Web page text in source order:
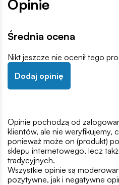
Opinie
Średnia ocena
Nikt jeszcze nie ocenił tego
Dodaj opinię
Opinie pochodzą od
klientów, ale nie weryfikujemy,
ponieważ może on (produkt)
sklepu internetowego, lecz
tradycyjnych.
Wszystkie opinie są
pozytywne, jak i negatywne